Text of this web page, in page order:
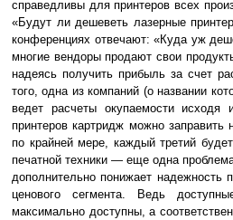
справедливы для принтеров всех
«Будут ли дешеветь лазерные
конференциях отвечают: «Куда уж
многие вендоры продают свои
надеясь получить прибыль за счет
того, одна из компаний (о названии
ведет расчеты окупаемости
принтеров картридж можно заправить
по крайней мере, каждый третий
печатной техники — еще одна
дополнительно понижает надежность
ценового сегмента. Ведь
максимально доступны, а